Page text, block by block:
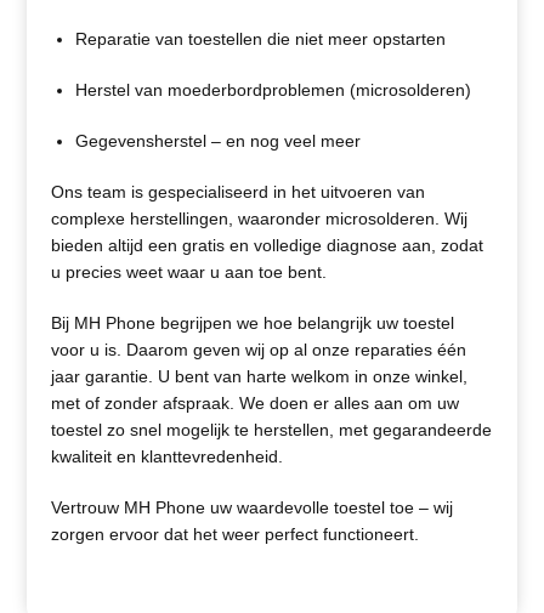
Reparatie van toestellen die niet meer opstarten
Herstel van moederbordproblemen (microsolderen)
Gegevensherstel – en nog veel meer
Ons team is gespecialiseerd in het uitvoeren van
complexe herstellingen, waaronder microsolderen. Wij
bieden altijd een gratis en volledige diagnose aan, zodat
u precies weet waar u aan toe bent.
Bij MH Phone begrijpen we hoe belangrijk uw toestel
voor u is. Daarom geven wij op al onze reparaties één
jaar garantie. U bent van harte welkom in onze winkel,
met of zonder afspraak. We doen er alles aan om uw
toestel zo snel mogelijk te herstellen, met gegarandeerde
kwaliteit en klanttevredenheid.
Vertrouw MH Phone uw waardevolle toestel toe – wij
zorgen ervoor dat het weer perfect functioneert.